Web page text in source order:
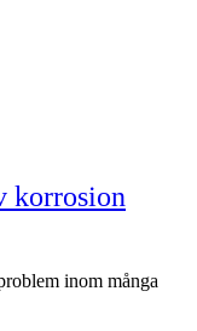
korrosion
inom många